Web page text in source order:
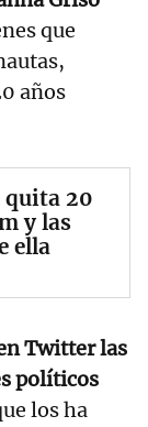
que
años
quita 20
y las
ella
Twitter las
políticos
los ha